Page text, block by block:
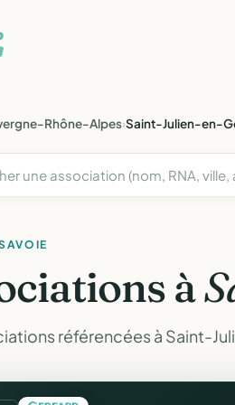
Rhône-Alpes›Saint-Julien-en-
à
référencées à Saint-